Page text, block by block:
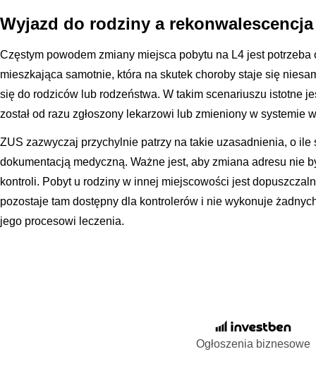
Wyjazd do rodziny a
Częstym powodem zmiany miejsca pobytu na L4 jest
mieszkająca samotnie, która na skutek choroby staje się
się do rodziców lub rodzeństwa. W takim scenariuszu istotne
został od razu zgłoszony lekarzowi lub zmieniony w systemie
ZUS zazwyczaj przychylnie patrzy na takie uzasadnienia, o ile
dokumentacją medyczną. Ważne jest, aby zmiana adresu nie
kontroli. Pobyt u rodziny w innej miejscowości jest
pozostaje tam dostępny dla kontrolerów i nie wykonuje
jego procesowi leczenia.
Ogłoszenia biznesowe